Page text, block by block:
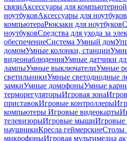
связиАксессуары для
ноутбуковАксессуары для ноутбуков
компьютераРюкзаки для ноутбуков
ноутбуковСредства для ухода за
обеспечениеСистема Умный дом
домомУмные колонки, станции
видеонаблюденияУмные датчики
лампыУмные выключателиУмные
светильникиУмные светодиодные
замкиУмные домофоныУмные
терморегуляторыИгровая зона
приставокИгровые контроллеры
компьютеры Игровые видеокарты
телевизорыИгровые мышиИгровые
наушникиКресла геймерскиеСтолы
микрофоныИгровая мультимедиа